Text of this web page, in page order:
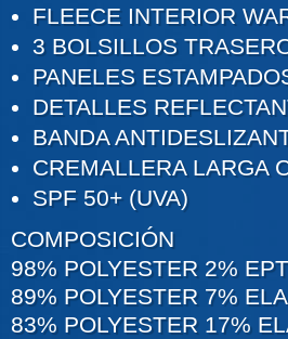
FLEECE INTERIOR
3 BOLSILLOS
PANELES
DETALLES
BANDA
CREMALLERA LARGA
SPF 50+ (UVA)
COMPOSICIÓN
98% POLYESTER 2%
89% POLYESTER 7%
83% POLYESTER 17%